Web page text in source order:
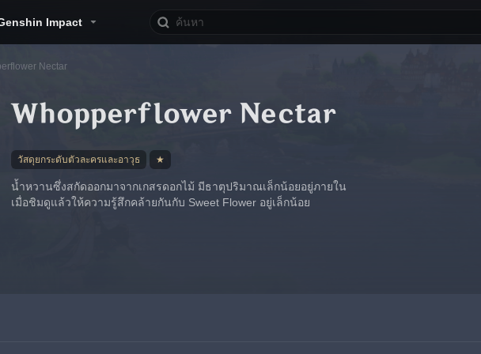
Impact
Nectar
Whopperflower Nectar
วัสดุยกระดับตัวละครและอาวุธ ★
น้ำหวานซึ่งสกัดออกมาจากเกสรดอกไม้ มีธาตุปริมาณเล็กน้อยอยู่ภายใน
เมื่อชิมดูแล้วให้ความรู้สึกคล้ายกันกับ Sweet Flower อยู่เล็กน้อย